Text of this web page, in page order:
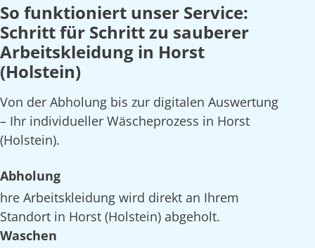
So funktioniert unser Service:
Schritt für Schritt zu sauberer
Arbeitskleidung in Horst
(Holstein)
Von der Abholung bis zur digitalen Auswertung
– Ihr individueller Wäscheprozess in Horst
(Holstein).
Abholung
hre Arbeitskleidung wird direkt an Ihrem
Standort in Horst (Holstein) abgeholt.
Waschen